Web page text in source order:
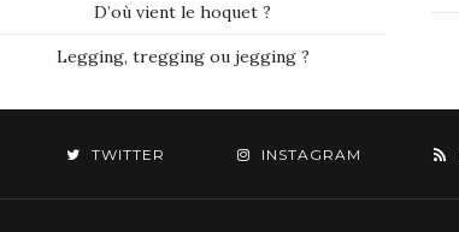
D’où vient le hoquet ?
Legging, tregging ou jegging ?
TWITTER INSTAGRAM